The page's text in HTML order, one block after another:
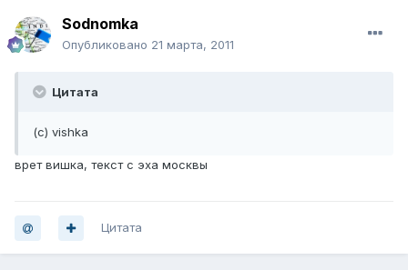
Sodnomka
Опубликовано 21 марта, 2011
Цитата
(с) vishka
врет вишка, текст с эха москвы
Цитата